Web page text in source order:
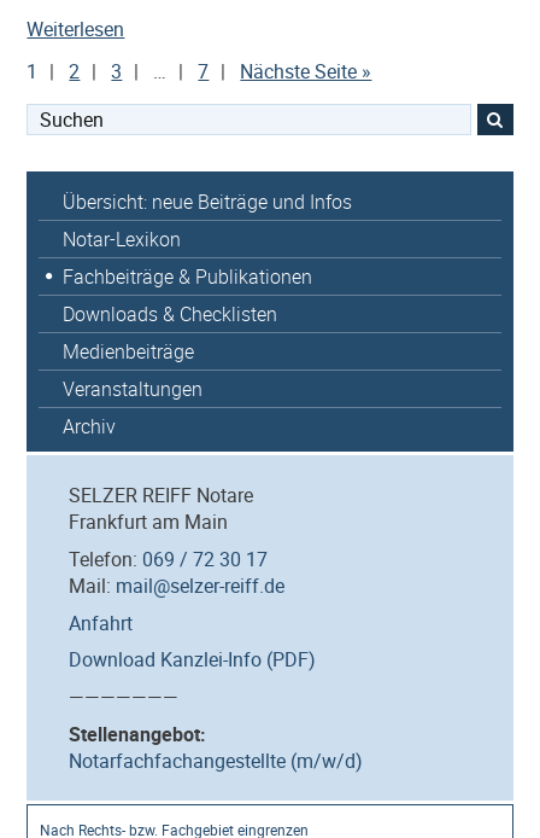
Weiterlesen
für
eine
einvernehmliche
1 2 3 … 7
Nächste Seite »
Suchen
Übersicht: neue Beiträge und Infos
Notar-Lexikon
Fachbeiträge & Publikationen
Downloads & Checklisten
Medienbeiträge
Veranstaltungen
Archiv
SELZER REIFF Notare
Frankfurt am Main
Telefon: 069 / 72 30 17
Mail: mail@selzer-reiff.de
Anfahrt
Download Kanzlei-Info (PDF)
———————
Stellenangebot:
Notarfachfachangestellte (m/w/d)